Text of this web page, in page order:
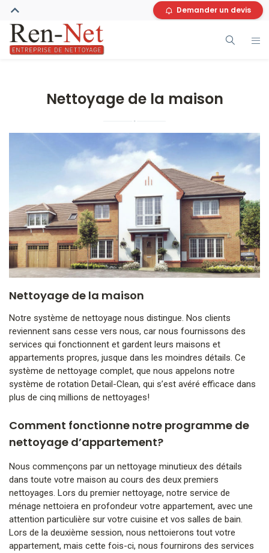
Demander un devis
Nettoyage de la maison
Nettoyage de la maison
Notre système de nettoyage nous distingue. Nos clients
reviennent sans cesse vers nous, car nous fournissons des
services qui fonctionnent et gardent leurs maisons et
appartements propres, jusque dans les moindres détails. Ce
système de nettoyage complet, que nous appelons notre
système de rotation Detail-Clean, qui s’est avéré efficace dans
plus de cinq millions de nettoyages!
Comment fonctionne notre programme de
nettoyage d’appartement?
Nous commençons par un nettoyage minutieux des détails
dans toute votre maison au cours des deux premiers
nettoyages. Lors du premier nettoyage, notre service de
ménage nettoiera en profondeur votre appartement, avec une
attention particulière sur votre cuisine et vos salles de bain.
Lors de la deuxième session, nous nettoierons tout votre
appartement, mais cette fois-ci, nous fournirons des services